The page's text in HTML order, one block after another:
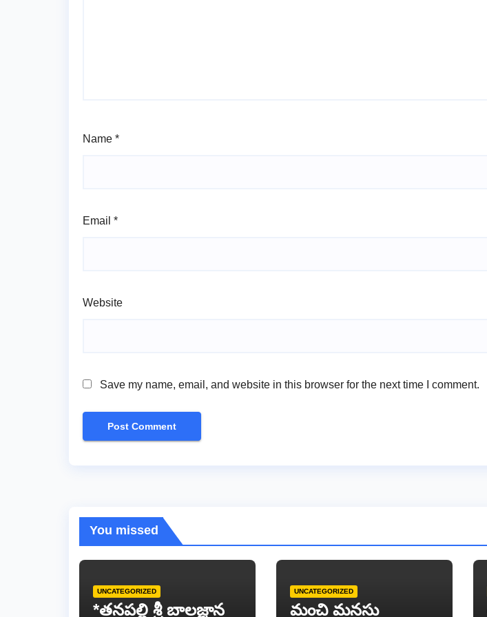
Name *
Email *
Website
Save my name, email, and website in this browser for the next time I comment.
You missed
UNCATEGORIZED
*తనపల్లి శ్రీ బాలజ్ఞాన
UNCATEGORIZED
మంచి మనసు